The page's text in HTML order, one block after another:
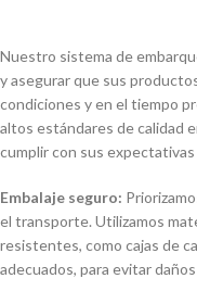
Nuestro sistema de
y asegurar que sus
condiciones y en el tiempo
altos estándares de calidad
cumplir con sus
Embalaje seguro:
el transporte. Utilizamos
resistentes, como cajas de
adecuados, para evitar